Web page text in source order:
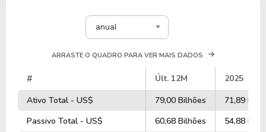
anual
ARRASTE O QUADRO PARA VER MAIS DADOS
# Últ. 12M
2025
Ativo Total - US$
79,00 Bilhões
71,89
Passivo Total - US$
60,68 Bilhões
54,88